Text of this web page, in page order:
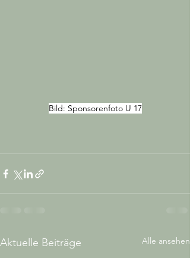
Bild: Sponsorenfoto U 17
Aktuelle Beiträge Alle ansehen